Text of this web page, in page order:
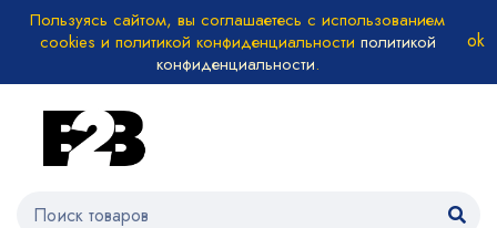
Пользуясь сайтом, вы соглашаетесь с использованием
cookies и политикой конфиденциальности политикой
конфиденциальности.